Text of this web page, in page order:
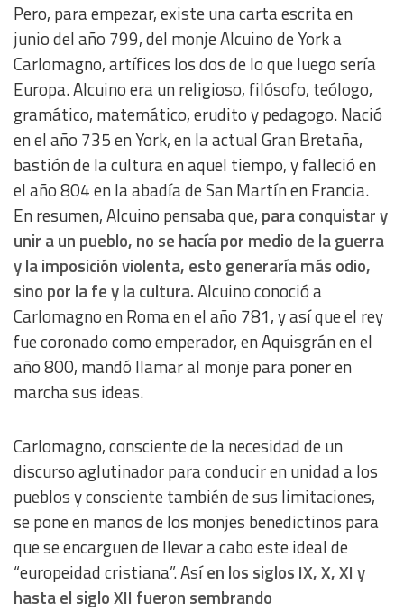
Pero, para empezar, existe una carta escrita en
junio del año 799, del monje Alcuino de York a
Carlomagno, artífices los dos de lo que luego sería
Europa. Alcuino era un religioso, filósofo, teólogo,
gramático, matemático, erudito y pedagogo. Nació
en el año 735 en York, en la actual Gran Bretaña,
bastión de la cultura en aquel tiempo, y falleció en
el año 804 en la abadía de San Martín en Francia.
En resumen, Alcuino pensaba que, para conquistar y
unir a un pueblo, no se hacía por medio de la guerra
y la imposición violenta, esto generaría más odio,
sino por la fe y la cultura.Alcuino conoció a
Carlomagno en Roma en el año 781, y así que el rey
fue coronado como emperador, en Aquisgrán en el
año 800, mandó llamar al monje para poner en
marcha sus ideas.
Carlomagno, consciente de la necesidad de un
discurso aglutinador para conducir en unidad a los
pueblos y consciente también de sus limitaciones,
se pone en manos de los monjes benedictinos para
que se encarguen de llevar a cabo este ideal de
“europeidad cristiana”. Asíen los siglos IX, X, XI y
hasta el siglo XII fueron sembrando